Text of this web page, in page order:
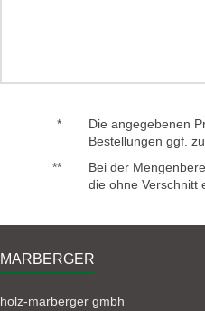
*
Die angegebenen
Bestellungen ggf.
**
Bei der
die ohne Verschnitt
MARBERGER
holz-marberger gmbh